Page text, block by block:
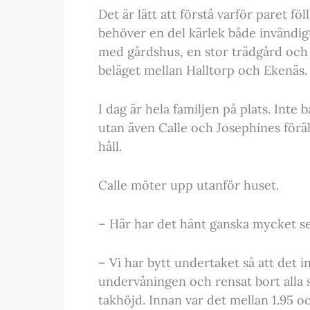
Det är lätt att förstå varför paret
behöver en del kärlek både
med gårdshus, en stor trädgård
beläget mellan Halltorp och Ekenäs.
I dag är hela familjen på plats. Inte
utan även Calle och Josephines
håll.
Calle möter upp utanför huset.
– Här har det hänt ganska mycket
– Vi har bytt undertaket så att det
undervåningen och rensat bort
takhöjd. Innan var det mellan 1.95